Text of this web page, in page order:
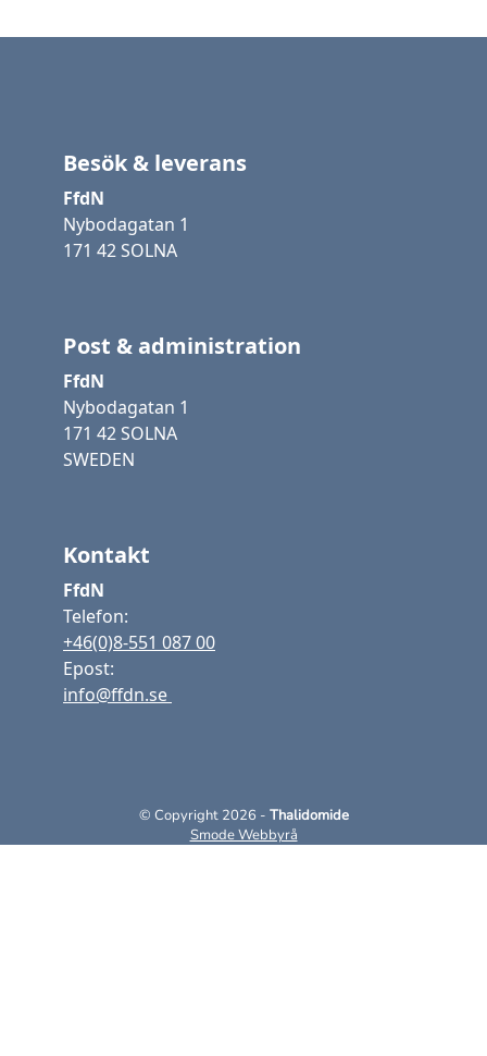
Besök & leverans
FfdN
Nybodagatan 1
171 42 SOLNA
Post & administration
FfdN
Nybodagatan 1
171 42 SOLNA
SWEDEN
Kontakt
FfdN
Telefon:
+46(0)8-551 087 00
Epost:
info@ffdn.se
© Copyright 2026 - Thalidomide
Smode Webbyrå